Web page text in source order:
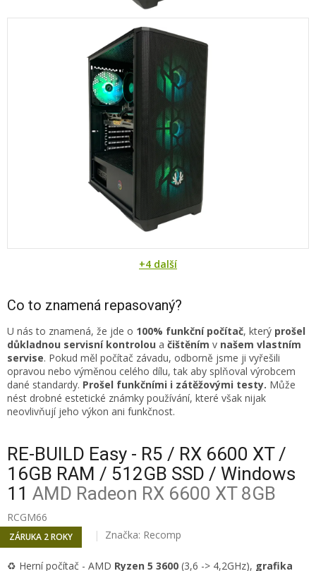
+4 další
Co to znamená repasovaný?
U nás to znamená, že jde o 100% funkční počítač, který prošel
důkladnou servisní kontrolou a čištěním v našem vlastním
servise. Pokud měl počítač závadu, odborně jsme ji vyřešili
opravou nebo výměnou celého dílu, tak aby splňoval výrobcem
dané standardy. Prošel funkčními i zátěžovými testy. Může
nést drobné estetické známky používání, které však nijak
neovlivňují jeho výkon ani funkčnost.
RE-BUILD Easy - R5 / RX 6600 XT /
16GB RAM / 512GB SSD / Windows
11 AMD Radeon RX 6600 XT 8GB
RCGM66
ZÁRUKA 2 ROKY Značka: Recomp
♻️ Herní počítač - AMD Ryzen 5 3600 (3,6 -> 4,2GHz), grafika